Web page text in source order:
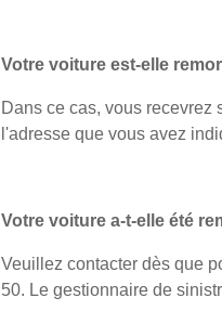
Votre voiture est-elle
Dans ce cas, vous recevrez
l'adresse que vous avez
Votre voiture a-t-elle été
Veuillez contacter dès que
50. Le gestionnaire de